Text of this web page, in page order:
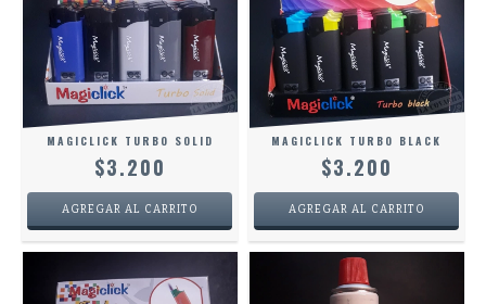
MAGICLICK TURBO SOLID
$3.200
MAGICLICK TURBO BLACK
$3.200